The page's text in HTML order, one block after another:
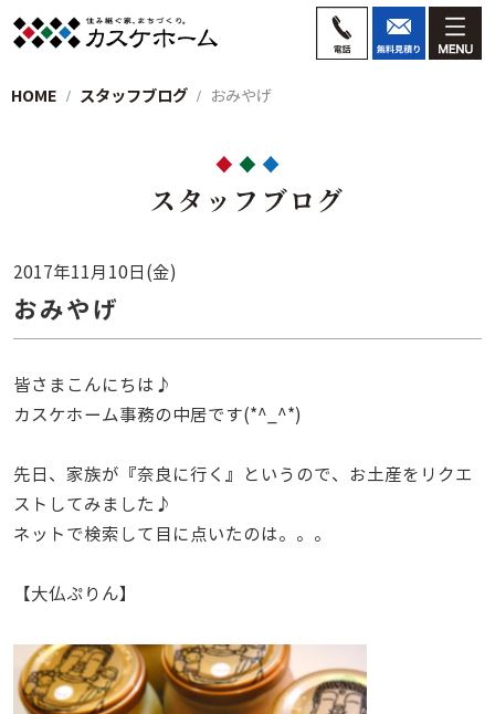
HOME スタッフブログ おみやげ
スタッフブログ
2017年11月10日(金)
おみやげ
皆さまこんにちは♪
カスケホーム事務の中居です(*^_^*)
先日、家族が『奈良に行く』というので、お土産をリクエ
ストしてみました♪
ネットで検索して目に点いたのは。。。
【大仏ぷりん】